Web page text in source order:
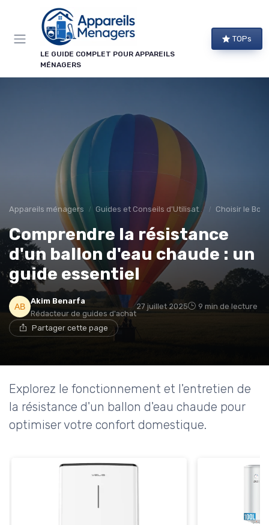
LE GUIDE COMPLET POUR APPAREILS
MÉNAGERS
TOPs
Appareils ménagers Guides et Conseils d'Utilisation Choisir le Bon
Comprendre la résistance
d'un ballon d'eau chaude : un
guide essentiel
Akim Benarfa
Rédacteur de guides d'achat
27 juillet 2025 9 min de lecture
Partager cette page
Explorez le fonctionnement et l'entretien de
la résistance d'un ballon d'eau chaude pour
optimiser votre confort domestique.
→ Je m'abonne
* En m'inscrivant, j'accepte de recevoir la newsletter
d'Appareils Ménagers et les offres de ses partenaires.
Panneau de gestion des cookies